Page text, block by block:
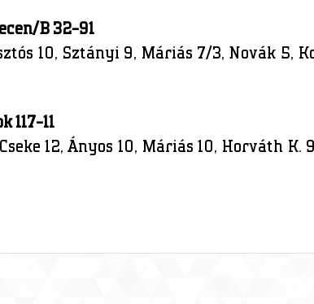
B 32-91
10, Sztányi 9, Máriás 7/3, Novák 5,
117-11
12, Ányos 10, Máriás 10, Horváth K.